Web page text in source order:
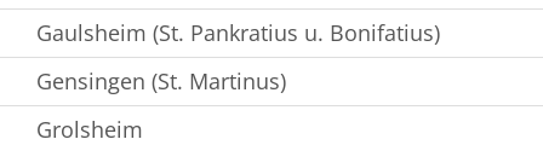
Gaulsheim (St. Pankratius u. Bonifatius)
Gensingen (St. Martinus)
Grolsheim